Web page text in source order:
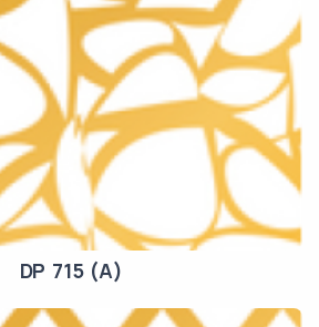
DP 715 (A)